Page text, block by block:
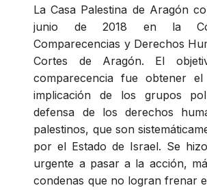
La Casa Palestina de Aragón
junio de 2018 en la
Comparecencias y Derechos
Cortes de Aragón. El
comparecencia fue obtener
implicación de los grupos
defensa de los derechos
palestinos, que son
por el Estado de Israel. Se
urgente a pasar a la acción,
condenas que no logran frenar